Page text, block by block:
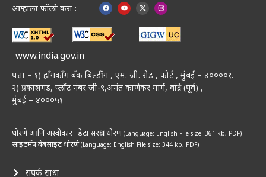
आम्हाला फॉलो करा :
www.india.gov.in
पत्ता – १) हॉंगकॉंग बँक बिल्डींग , एम. जी. रोड , फोर्ट , मुंबई – ४००००१.
२) प्रकाशगड, प्लॉट नंबर जी-९,अनंत काणेकर मार्ग, वांद्रे (पूर्व) ,
मुंबई – ४०००५१
धोरणे आणि अस्वीकार डेटा संरक्षण धोरण(Language: English File size: 361 kb, PDF)
साइटमॅपवेबसाइट धोरणे(Language: English File size: 344 kb, PDF)
संपर्क साधा